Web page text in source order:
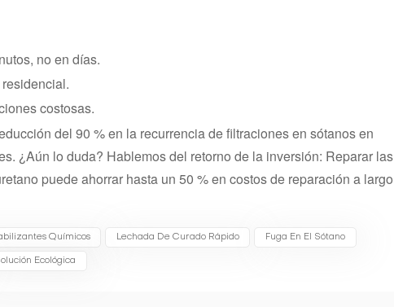
no en días.
costosas.
del 90 % en la recurrencia de filtraciones en sótanos en
¿Aún lo duda? Hablemos del retorno de la inversión: Reparar las
puede ahorrar hasta un 50 % en costos de reparación a largo
Químicos Lechada De Curado Rápido Fuga En El Sótano
Ecológica